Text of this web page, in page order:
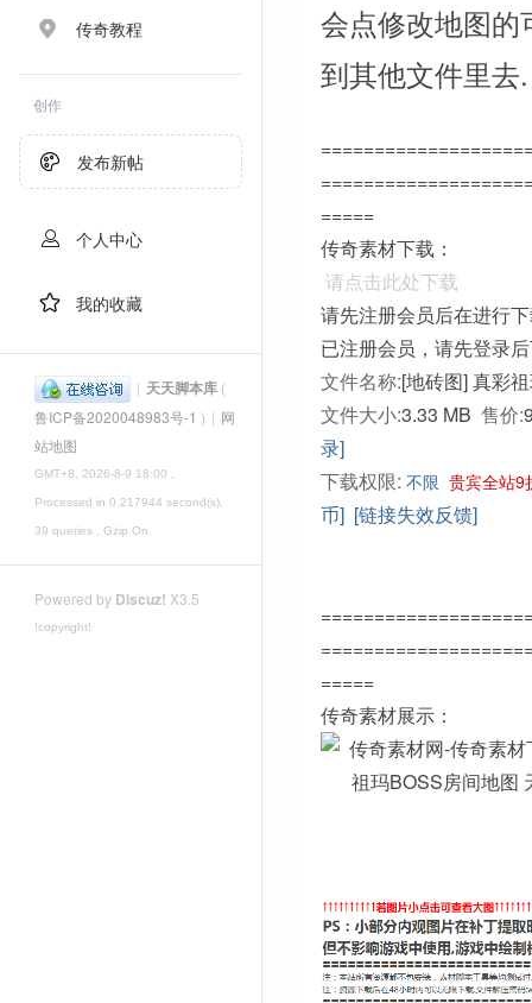
传奇教程
创作
发布新帖
个人中心
我的收藏
| 天天脚本库 (
鲁ICP备2020048983号-1 ) | 网
站地图
GMT+8, 2026-8-9 18:00 ,
Processed in 0.217944 second(s),
39 queries , Gzip On.
Powered by Discuz! X3.5
!copyright!
会点修改地图的
到其他文件里去.
=====
传奇素材下载：
请点击此处下载
请先注册会员后在进行
已注册会员，请先登录
文件名称:[地砖图] 真彩
文件大小:3.33 MB 售价:
录]
下载权限: 不限 贵宾全站9
币] [链接失效反馈]
=====
传奇素材展示：